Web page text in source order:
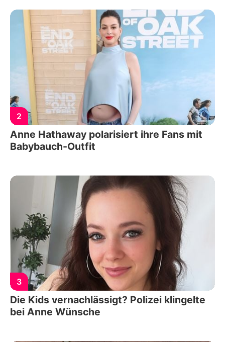
2
Anne Hathaway polarisiert ihre Fans mit
Babybauch-Outfit
3
Die Kids vernachlässigt? Polizei klingelte
bei Anne Wünsche